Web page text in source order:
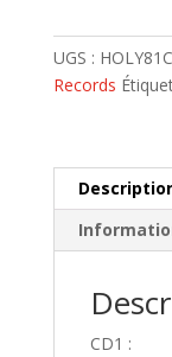
Bonus
Daemon
UGS :
Records
CD1 :